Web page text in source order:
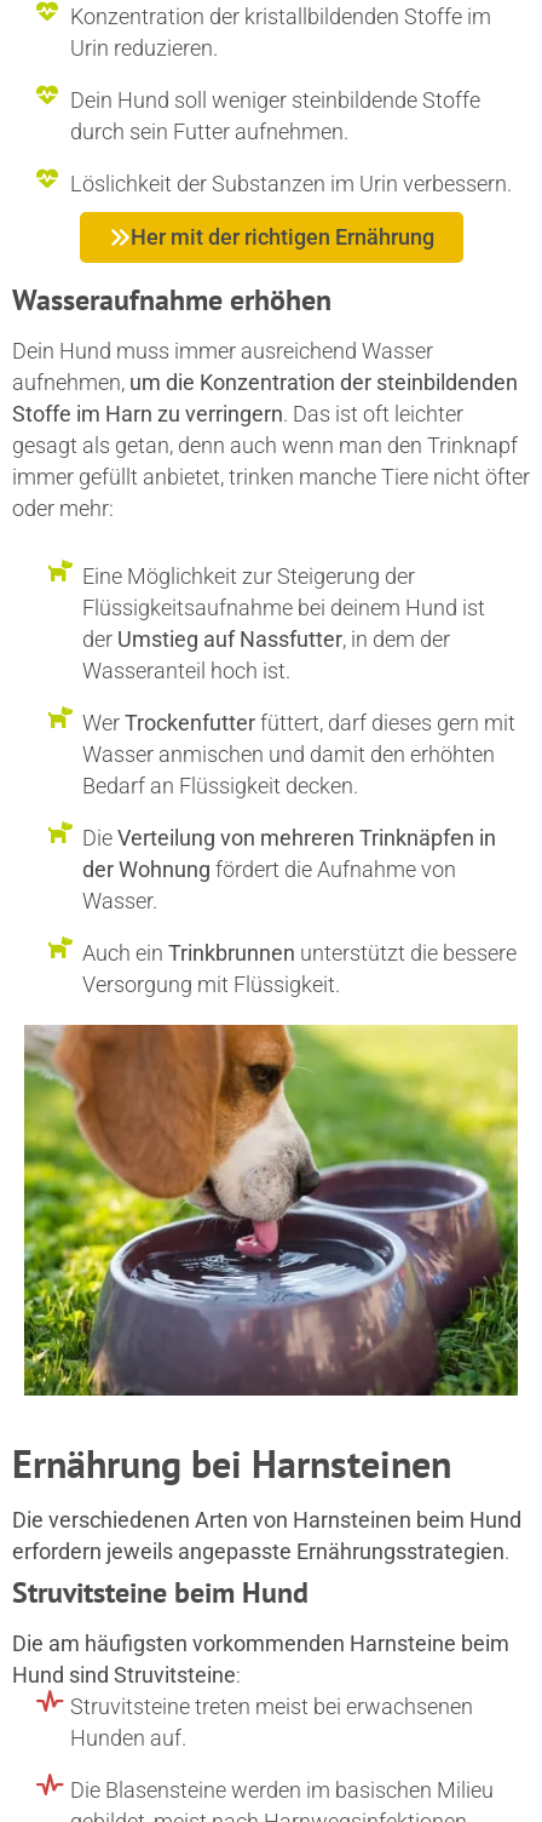
Konzentration der kristallbildenden Stoffe im
Urin reduzieren.
Dein Hund soll weniger steinbildende Stoffe
durch sein Futter aufnehmen.
Löslichkeit der Substanzen im Urin verbessern.
Her mit der richtigen Ernährung
Wasseraufnahme erhöhen
Dein Hund muss immer ausreichend Wasser
aufnehmen, um die Konzentration der steinbildenden
Stoffe im Harn zu verringern. Das ist oft leichter
gesagt als getan, denn auch wenn man den Trinknapf
immer gefüllt anbietet, trinken manche Tiere nicht öfter
oder mehr:
Eine Möglichkeit zur Steigerung der
Flüssigkeitsaufnahme bei deinem Hund ist
der Umstieg auf Nassfutter, in dem der
Wasseranteil hoch ist.
WerTrockenfutterfüttert, darf dieses gern mit
Wasser anmischen und damit den erhöhten
Bedarf an Flüssigkeit decken.
DieVerteilung von mehreren Trinknäpfen in
der Wohnung fördert die Aufnahme von
Wasser.
Auch ein Trinkbrunnen unterstützt die bessere
Versorgung mit Flüssigkeit.
Ernährung bei Harnsteinen
Die verschiedenen Arten von Harnsteinen beim Hund
erfordern jeweils angepasste Ernährungsstrategien.
Struvitsteine beim Hund
Die am häufigsten vorkommenden Harnsteine beim
Hund sind Struvitsteine:
Struvitsteine treten meist bei erwachsenen
Hunden auf.
Die Blasensteine werden im basischen Milieu